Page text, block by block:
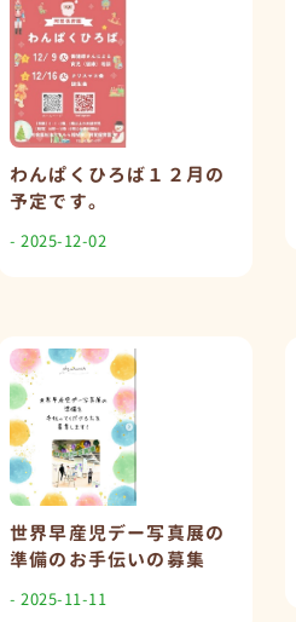
わんぱくひろば１２月の
予定です。
- 2025-12-02
世界早産児デー写真展の
準備のお手伝いの募集
- 2025-11-11